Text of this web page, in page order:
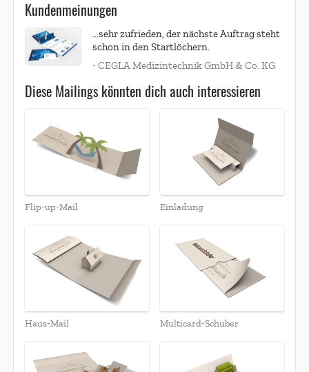
Kundenmeinungen
…sehr zufrieden, der nächste Auftrag steht
schon in den Startlöchern.
-CEGLA Medizintechnik GmbH & Co. KG
Diese Mailings könnten dich auch interessieren
Flip-up-Mail Einladung
Haus-Mail Multicard-Schuber